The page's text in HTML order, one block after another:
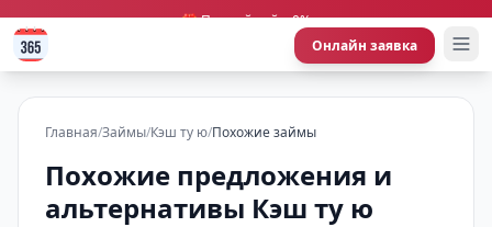
🎁 Первый займ 0%
Онлайн заявка
Главная/Займы/Кэш ту ю/Похожие займы
Похожие предложения и
альтернативы Кэш ту ю